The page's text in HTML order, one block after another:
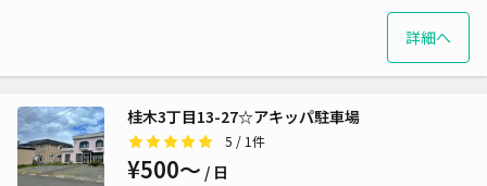
詳細へ
桂木3丁目13-27☆アキッパ駐車場
5 / 1件
¥500〜 / 日